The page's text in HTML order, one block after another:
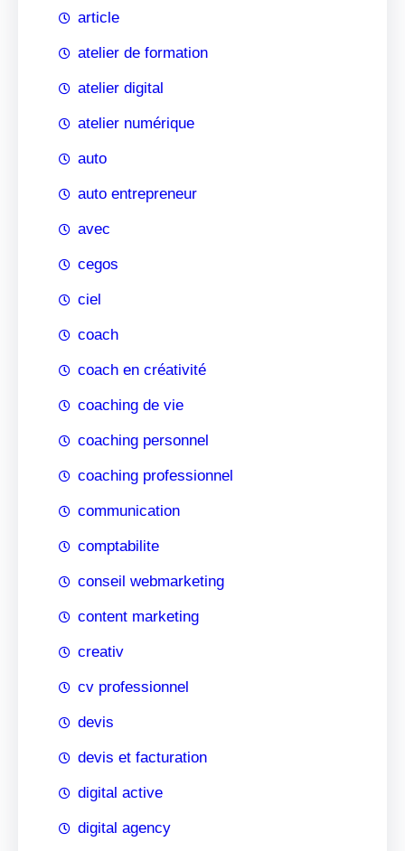
article
atelier de formation
atelier digital
atelier numérique
auto
auto entrepreneur
avec
cegos
ciel
coach
coach en créativité
coaching de vie
coaching personnel
coaching professionnel
communication
comptabilite
conseil webmarketing
content marketing
creativ
cv professionnel
devis
devis et facturation
digital active
digital agency